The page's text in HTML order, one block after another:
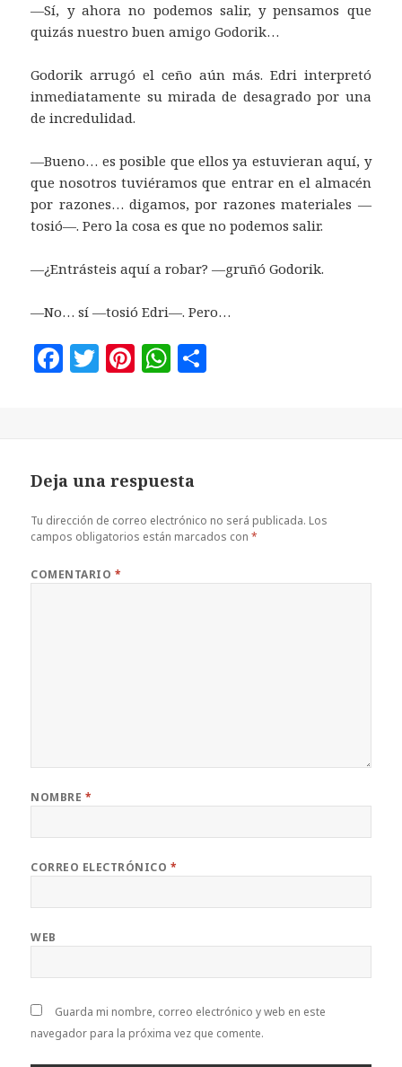
—Sí, y ahora no podemos salir, y pensamos que
quizás nuestro buen amigo Godorik…
Godorik arrugó el ceño aún más. Edri interpretó
inmediatamente su mirada de desagrado por una
de incredulidad.
—Bueno… es posible que ellos ya estuvieran aquí, y
que nosotros tuviéramos que entrar en el almacén
por razones… digamos, por razones materiales —
tosió—. Pero la cosa es que no podemos salir.
—¿Entrásteis aquí a robar? —gruñó Godorik.
—No… sí —tosió Edri—. Pero…
F
b
o
T
r
Pi
es
t
W
A
p ir
Deja una respuesta
Tu dirección de correo electrónico no será publicada. Los
campos obligatorios están marcados con*
COMENTARIO *
NOMBRE *
CORREO ELECTRÓNICO *
WEB
Guarda mi nombre, correo electrónico y web en este
navegador para la próxima vez que comente.